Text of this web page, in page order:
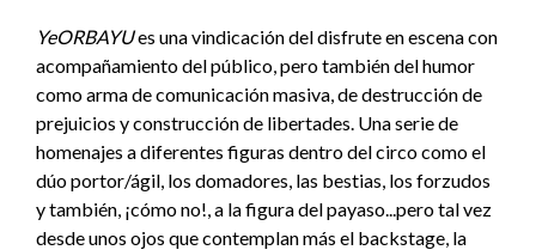
YeORBAYUes una vindicación del disfrute en escena con
acompañamiento del público, pero también del humor
como arma de comunicación masiva, de destrucción de
prejuicios y construcción de libertades. Una serie de
homenajes a diferentes figuras dentro del circo como el
dúo portor/ágil, los domadores, las bestias, los forzudos
y también, ¡cómo no!, a la figura del payaso...pero tal vez
desde unos ojos que contemplan más el backstage, la